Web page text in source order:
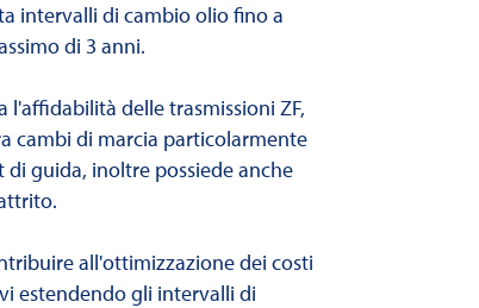
intervalli di cambio olio fino a
di 3 anni.
l'affidabilità delle trasmissioni ZF,
cambi di marcia particolarmente
guida, inoltre possiede anche
all'ottimizzazione dei costi
estendendo gli intervalli di